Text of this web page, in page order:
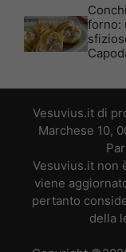
forno:
Vesuvius.it di
Marchese 10,
Vesuvius.it non
viene
pertanto
della